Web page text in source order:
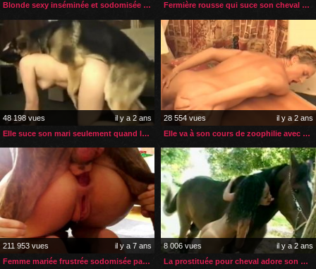
Blonde sexy inséminée et sodomisée par son cheval
Fermière rousse qui suce son cheval pour du bon sexe
48 198 vues
il y a 2 ans
Elle suce son mari seulement quand le chien la prend en levrette
28 554 vues
il y a 2 ans
Elle va à son cours de zoophilie avec son propre chien
211 953 vues
il y a 7 ans
Femme mariée frustrée sodomisée par son bulldog
8 006 vues
il y a 2 ans
La prostituée pour cheval adore son métier